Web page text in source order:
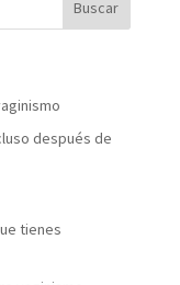
después de
tienes